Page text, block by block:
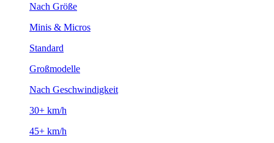
Nach Größe
Minis & Micros
Standard
Großmodelle
Nach Geschwindigkeit
30+ km/h
45+ km/h